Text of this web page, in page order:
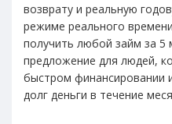
возврату и реальную
режиме реального
получить любой займ за 5
предложение для людей,
быстром финансировании
долг деньги в течение